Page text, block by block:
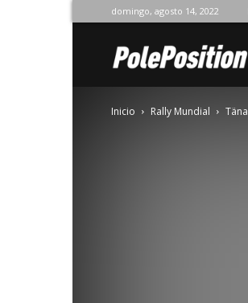
domingo, agosto 14, 2022
Inicio Rally Mundial